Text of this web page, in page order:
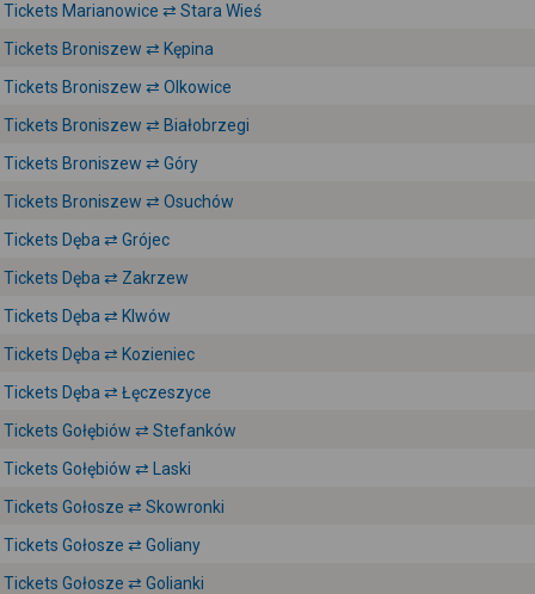
Tickets Marianowice ⇄ Stara Wieś
Tickets Broniszew ⇄ Kępina
Tickets Broniszew ⇄ Olkowice
Tickets Broniszew ⇄ Białobrzegi
Tickets Broniszew ⇄ Góry
Tickets Broniszew ⇄ Osuchów
Tickets Dęba ⇄ Grójec
Tickets Dęba ⇄ Zakrzew
Tickets Dęba ⇄ Klwów
Tickets Dęba ⇄ Kozieniec
Tickets Dęba ⇄ Łęczeszyce
Tickets Gołębiów ⇄ Stefanków
Tickets Gołębiów ⇄ Laski
Tickets Gołosze ⇄ Skowronki
Tickets Gołosze ⇄ Goliany
Tickets Gołosze ⇄ Golianki